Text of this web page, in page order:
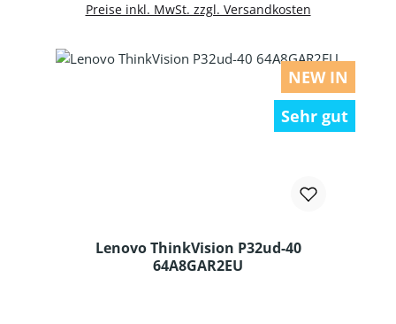
Preise inkl. MwSt. zzgl. Versandkosten
NEW IN
Sehr gut
Lenovo ThinkVision P32ud-40
64A8GAR2EU